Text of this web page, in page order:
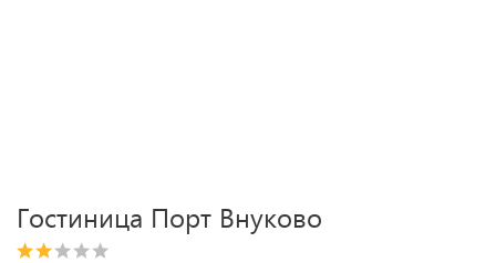
Гостиница Порт Внуково